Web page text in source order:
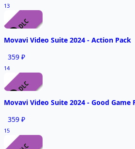
13
Movavi Video Suite 2024 - Action Pack
359 ₽
14
Movavi Video Suite 2024 - Good Game
359 ₽
15